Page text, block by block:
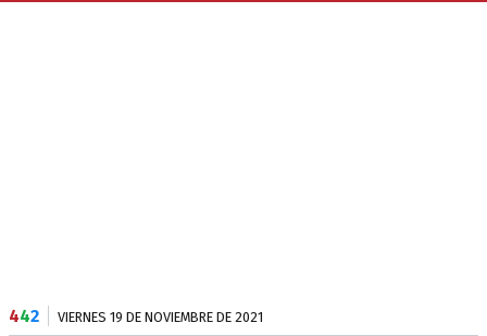
442 VIERNES 19 DE NOVIEMBRE DE 2021